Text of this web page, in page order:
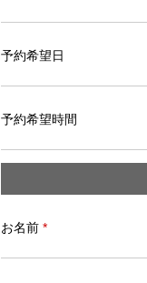
予約希望日
予約希望時間
お名前 *